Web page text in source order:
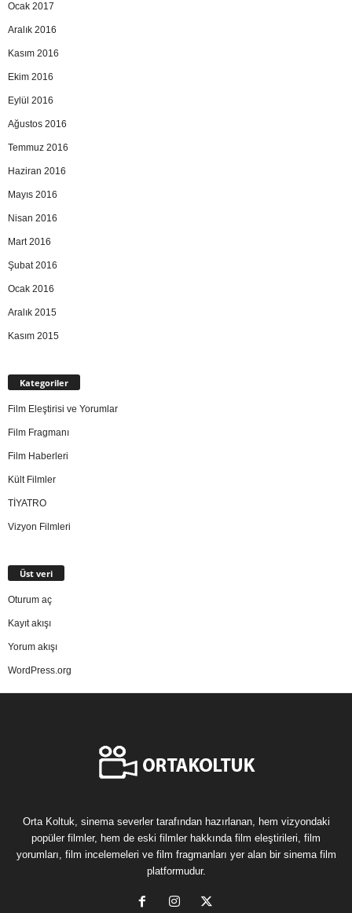
Ocak 2017
Aralık 2016
Kasım 2016
Ekim 2016
Eylül 2016
Ağustos 2016
Temmuz 2016
Haziran 2016
Mayıs 2016
Nisan 2016
Mart 2016
Şubat 2016
Ocak 2016
Aralık 2015
Kasım 2015
Kategoriler
Film Eleştirisi ve Yorumlar
Film Fragmanı
Film Haberleri
Kült Filmler
TİYATRO
Vizyon Filmleri
Üst veri
Oturum aç
Kayıt akışı
Yorum akışı
WordPress.org
Orta Koltuk, sinema severler tarafından hazırlanan, hem vizyondaki
popüler filmler, hem de eski filmler hakkında film eleştirileri, film
yorumları, film incelemeleri ve film fragmanları yer alan bir sinema film
platformudur.